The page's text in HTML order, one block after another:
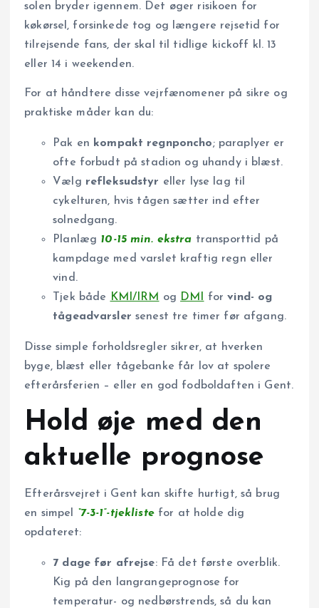
solen bryder igennem. Det øger risikoen for
køkørsel, forsinkede tog og længere rejsetid for
tilrejsende fans, der skal til tidlige kickoff kl. 13
eller 14 i weekenden.
For at håndtere disse vejrfænomener på sikre og
praktiske måder kan du:
Pak en kompakt regnponcho; paraplyer er
ofte forbudt på stadion og uhandy i blæst.
Vælg refleksudstyr eller lyse lag til
cykelturen, hvis tågen sætter ind efter
solnedgang.
Planlæg 10-15 min. ekstra transporttid på
kampdage med varslet kraftig regn eller
vind.
Tjek både KMI/IRM og DMI forvind- og
tågeadvarsler senest tre timer før afgang.
Disse simple forholdsregler sikrer, at hverken
byge, blæst eller tågebanke får lov at spolere
efterårsferien – eller en god fodboldaften i Gent.
Hold øje med den
aktuelle prognose
Efterårsvejret i Gent kan skifte hurtigt, så brug
en simpel
“7-3-1”-tjeklistefor at holde dig
opdateret:
7 dage før afrejse: Få det første overblik.
Kig på den langrangeprognose for
temperatur- og nedbørstrends, så du kan